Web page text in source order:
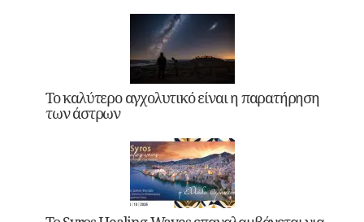
Το καλύτερο αγχολυτικό είναι η παρατήρηση
των άστρων